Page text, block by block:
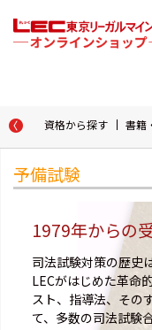
資格から探す 書籍
予備試験
1979年からの
司法試験対策の歴史
LECがはじめた革命
スト、指導法、その
て、多数の司法試験